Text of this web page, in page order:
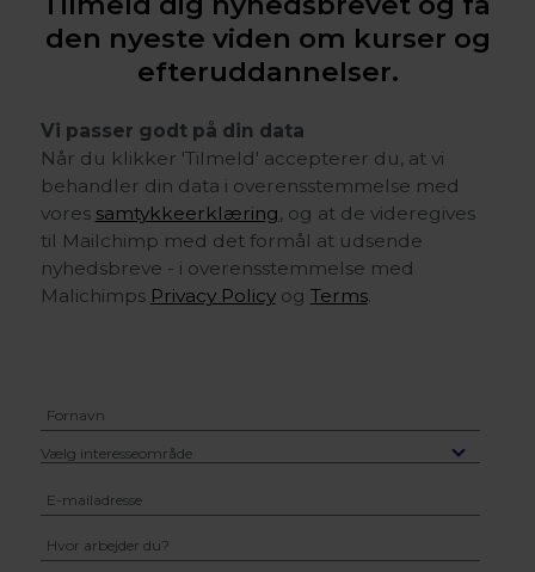
den nyeste viden om kurser og
efteruddannelser.
Vi passer godt på din data
Når du klikker 'Tilmeld' accepterer du, at vi
behandler din data i overensstemmelse med
vores samtykkeerklæring, og at de videregives
til Mailchimp med det formål at udsende
nyhedsbreve - i overensstemmelse med
Malichimps Privacy Policyog Terms.
Vælg interesseområde